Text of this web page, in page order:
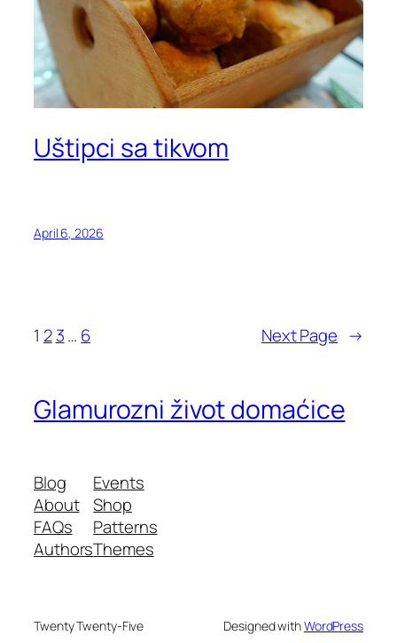
Uštipci sa tikvom
April 6, 2026
1 2 3… 6 Next Page →
Glamurozni život domaćice
Blog
About
FAQs
Authors
Events
Shop
Patterns
Themes
Twenty Twenty-Five Designed withWordPress